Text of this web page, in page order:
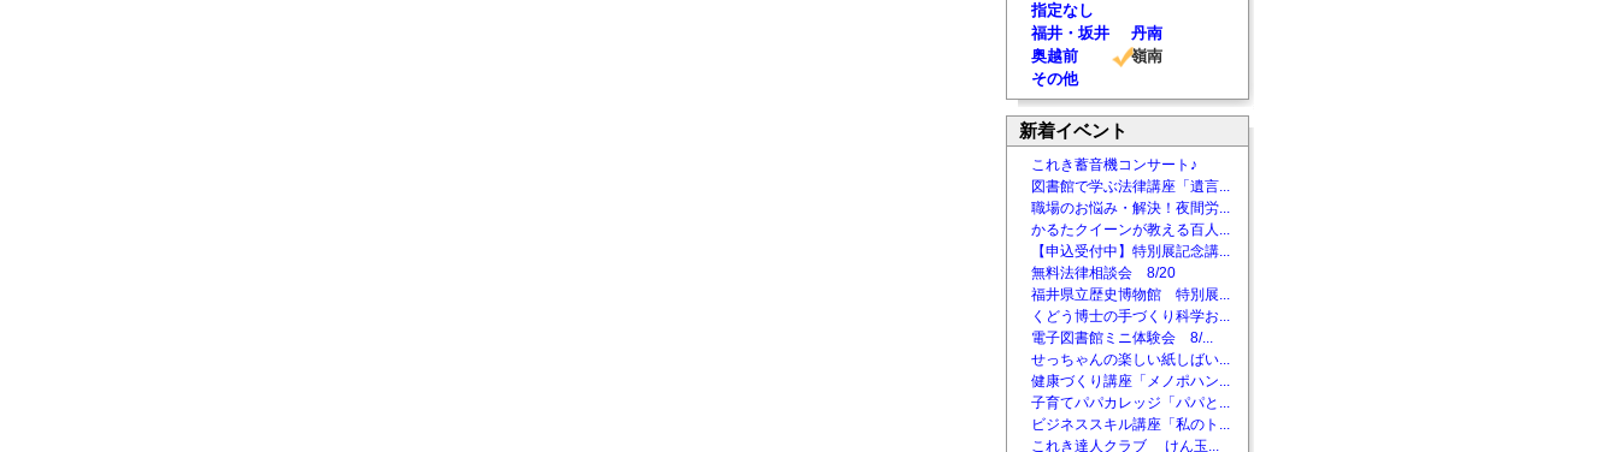
指定なし
福井・坂井
丹南
奥越前
嶺南
その他
新着イベント
これき蓄音機コンサート♪
図書館で学ぶ法律講座「遺言...
職場のお悩み・解決！夜間労...
かるたクイーンが教える百人...
【申込受付中】特別展記念講...
無料法律相談会 8/20
福井県立歴史博物館 特別展...
くどう博士の手づくり科学お...
電子図書館ミニ体験会 8/...
せっちゃんの楽しい紙しばい...
健康づくり講座「メノポハン...
子育てパパカレッジ「パパと...
ビジネススキル講座「私のト...
これき達人クラブ けん玉...